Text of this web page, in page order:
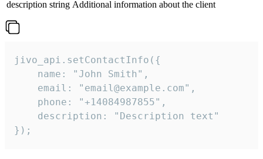
description string Additional information about the client
jivo_api.setContactInfo({
    name: "John Smith",
    email: "email@example.com",
    phone: "+14084987855",
    description: "Description text"
});